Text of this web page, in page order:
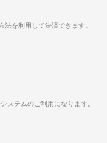
法を利用して決済できます。
ステムのご利用になります。